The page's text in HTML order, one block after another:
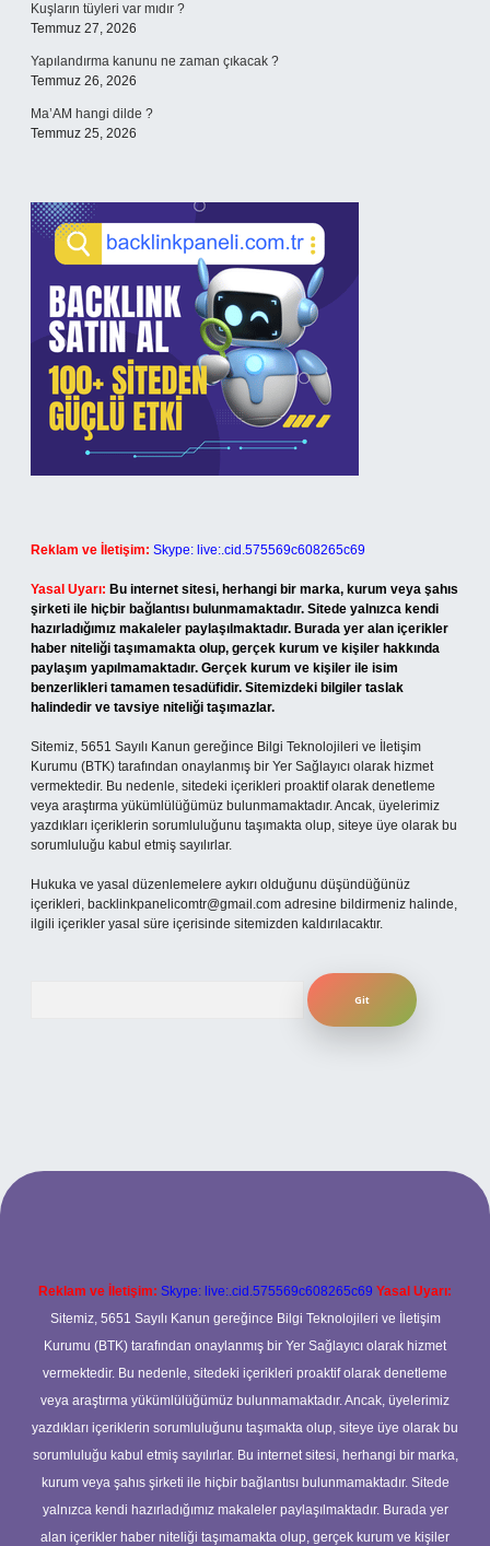
Kuşların tüyleri var mıdır ?
Temmuz 27, 2026
Yapılandırma kanunu ne zaman çıkacak ?
Temmuz 26, 2026
Ma’AM hangi dilde ?
Temmuz 25, 2026
Reklam ve İletişim: Skype: live:.cid.575569c608265c69
Yasal Uyarı: Bu internet sitesi, herhangi bir marka, kurum veya şahıs
şirketi ile hiçbir bağlantısı bulunmamaktadır. Sitede yalnızca kendi
hazırladığımız makaleler paylaşılmaktadır. Burada yer alan içerikler
haber niteliği taşımamakta olup, gerçek kurum ve kişiler hakkında
paylaşım yapılmamaktadır. Gerçek kurum ve kişiler ile isim
benzerlikleri tamamen tesadüfidir. Sitemizdeki bilgiler taslak
halindedir ve tavsiye niteliği taşımazlar.
Sitemiz, 5651 Sayılı Kanun gereğince Bilgi Teknolojileri ve İletişim
Kurumu (BTK) tarafından onaylanmış bir Yer Sağlayıcı olarak hizmet
vermektedir. Bu nedenle, sitedeki içerikleri proaktif olarak denetleme
veya araştırma yükümlülüğümüz bulunmamaktadır. Ancak, üyelerimiz
yazdıkları içeriklerin sorumluluğunu taşımakta olup, siteye üye olarak bu
sorumluluğu kabul etmiş sayılırlar.
Hukuka ve yasal düzenlemelere aykırı olduğunu düşündüğünüz
içerikleri, backlinkpanelicomtr@gmail.com adresine bildirmeniz halinde,
ilgili içerikler yasal süre içerisinde sitemizden kaldırılacaktır.
Reklam ve İletişim: Skype: live:.cid.575569c608265c69 Yasal Uyarı:
Sitemiz, 5651 Sayılı Kanun gereğince Bilgi Teknolojileri ve İletişim
Kurumu (BTK) tarafından onaylanmış bir Yer Sağlayıcı olarak hizmet
vermektedir. Bu nedenle, sitedeki içerikleri proaktif olarak denetleme
veya araştırma yükümlülüğümüz bulunmamaktadır. Ancak, üyelerimiz
yazdıkları içeriklerin sorumluluğunu taşımakta olup, siteye üye olarak bu
sorumluluğu kabul etmiş sayılırlar. Bu internet sitesi, herhangi bir marka,
kurum veya şahıs şirketi ile hiçbir bağlantısı bulunmamaktadır. Sitede
yalnızca kendi hazırladığımız makaleler paylaşılmaktadır. Burada yer
alan içerikler haber niteliği taşımamakta olup, gerçek kurum ve kişiler